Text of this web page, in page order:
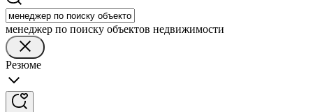
менеджер по поиску объектов недвижимости
Резюме